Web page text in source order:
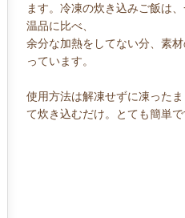
ます。冷凍の炊き込みご飯は
温品に比べ、
余分な加熱をしてない分、素
っています。
使用方法は解凍せずに凍った
て炊き込むだけ。とても簡単で